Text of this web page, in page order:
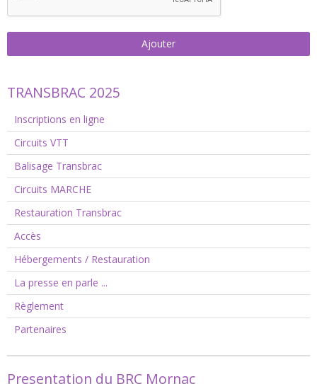
Ajouter
TRANSBRAC 2025
Inscriptions en ligne
Circuits VTT
Balisage Transbrac
Circuits MARCHE
Restauration Transbrac
Accès
Hébergements / Restauration
La presse en parle ...
Règlement
Partenaires
Presentation du BRC Mornac